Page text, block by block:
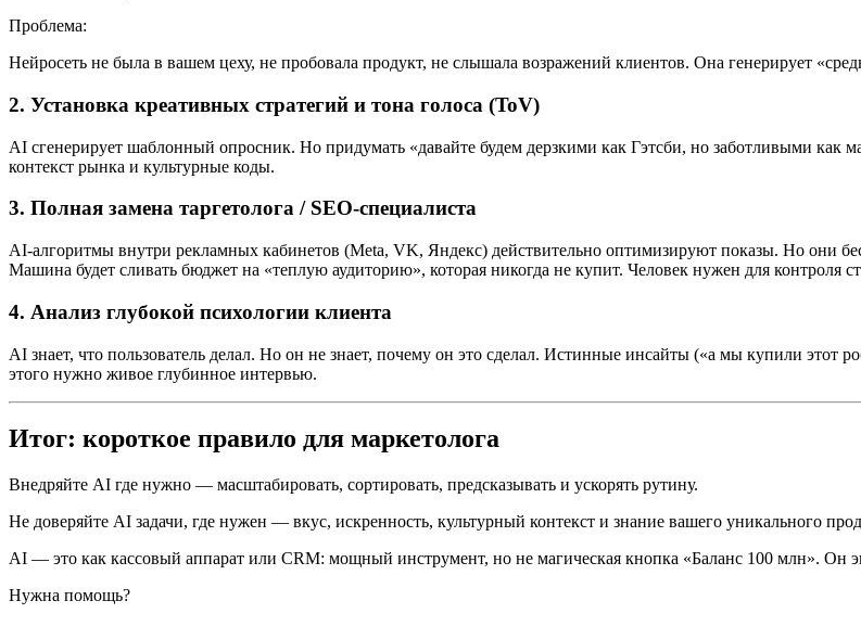
Проблема:
Нейросеть не была в вашем цеху, не пробовала продукт, не слышала возражений клиентов. Она генерирует
2. Установка креативных стратегий и тона голоса (ToV)
AI сгенерирует шаблонный опросник. Но придумать «давайте будем дерзкими как Гэтсби, но заботливыми как
контекст рынка и культурные коды.
3. Полная замена таргетолога / SEO-специалиста
AI-алгоритмы внутри рекламных кабинетов (Meta, VK, Яндекс) действительно оптимизируют показы. Но они
Машина будет сливать бюджет на «теплую аудиторию», которая никогда не купит. Человек нужен для контроля
4. Анализ глубокой психологии клиента
AI знает, что пользователь делал. Но он не знает, почему он это сделал. Истинные инсайты («а мы купили
этого нужно живое глубинное интервью.
Итог: короткое правило для маркетолога
Внедряйте AI где нужно — масштабировать, сортировать, предсказывать и ускорять рутину.
Не доверяйте AI задачи, где нужен — вкус, искренность, культурный контекст и знание вашего уникального
AI — это как кассовый аппарат или CRM: мощный инструмент, но не магическая кнопка «Баланс 100 млн». Он
Нужна помощь?